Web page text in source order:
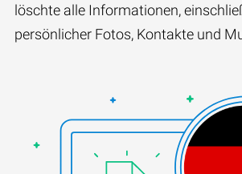
löschte alle Informationen,
persönlicher Fotos, Kontakte und